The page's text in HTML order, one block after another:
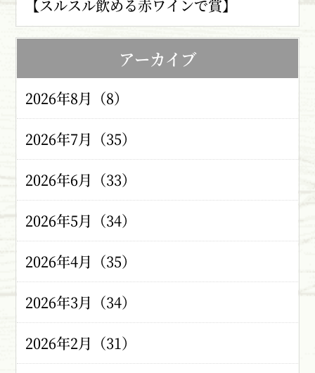
【スルスル飲める赤ワインで賞】
アーカイブ
2026年8月（8）
2026年7月（35）
2026年6月（33）
2026年5月（34）
2026年4月（35）
2026年3月（34）
2026年2月（31）